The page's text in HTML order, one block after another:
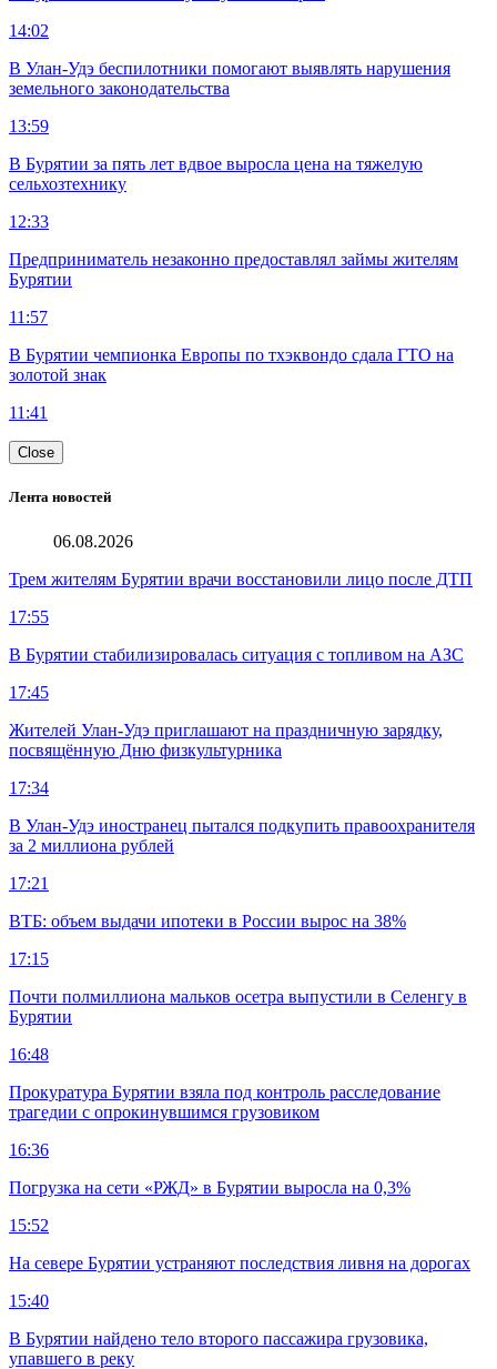
14:02
В Улан-Удэ беспилотники помогают выявлять нарушения
земельного законодательства
13:59
В Бурятии за пять лет вдвое выросла цена на тяжелую
сельхозтехнику
12:33
Предприниматель незаконно предоставлял займы жителям
Бурятии
11:57
В Бурятии чемпионка Европы по тхэквондо сдала ГТО на
золотой знак
11:41
Close
Лента новостей
06.08.2026
Трем жителям Бурятии врачи восстановили лицо после ДТП
17:55
В Бурятии стабилизировалась ситуация с топливом на АЗС
17:45
Жителей Улан-Удэ приглашают на праздничную зарядку,
посвящённую Дню физкультурника
17:34
В Улан-Удэ иностранец пытался подкупить правоохранителя
за 2 миллиона рублей
17:21
ВТБ: объем выдачи ипотеки в России вырос на 38%
17:15
Почти полмиллиона мальков осетра выпустили в Селенгу в
Бурятии
16:48
Прокуратура Бурятии взяла под контроль расследование
трагедии с опрокинувшимся грузовиком
16:36
Погрузка на сети «РЖД» в Бурятии выросла на 0,3%
15:52
На севере Бурятии устраняют последствия ливня на дорогах
15:40
В Бурятии найдено тело второго пассажира грузовика,
упавшего в реку